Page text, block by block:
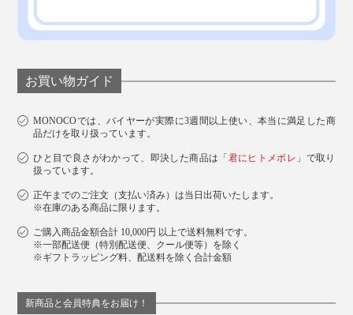
お買い物ガイド
MONOCOでは、バイヤーが実際に3週間以上使い、本当に満足した商
品だけを取り扱っています。
ひと目で良さがわかって、即決した商品は「 君にヒトメボレ 」で取り
扱っています。
正午までのご注文（支払い済み）は当日出荷いたします。
※在庫のある商品に限ります。
ご購入商品金額合計 10,000円 以上で送料無料です。
※一部配送便（特別配送便、クール便等）を除く
※ギフトラッピング料、配送料を除く合計金額
新商品と会員特典をお届け！